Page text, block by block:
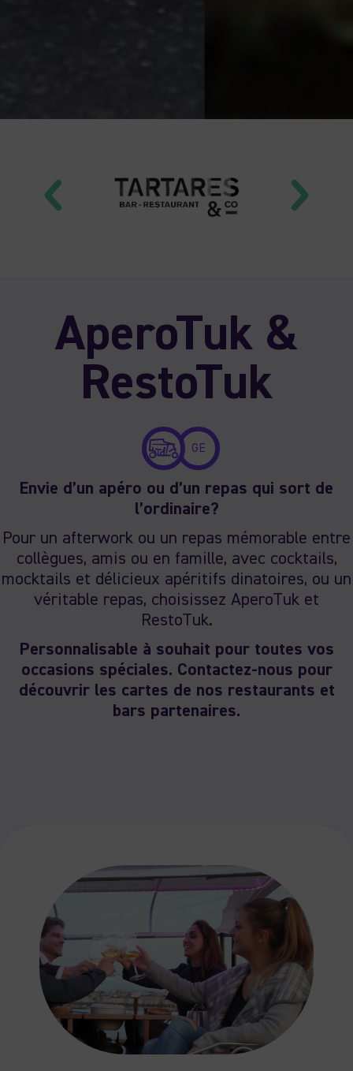
AperoTuk &
RestoTuk
GE
Envie d’un apéro ou d’un repas qui sort de
l’ordinaire?
Pour un afterwork ou un repas mémorable entre
collègues, amis ou en famille, avec cocktails,
mocktails et délicieux apéritifs dinatoires, ou un
véritable repas, choisissez AperoTuk et
RestoTuk.
Personnalisable à souhait pour toutes vos
occasions spéciales. Contactez-nous pour
découvrir les cartes de nos restaurants et
bars partenaires.